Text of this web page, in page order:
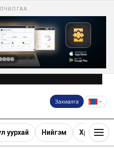
Захиалга
уурхай Нийгэм Хөрөнгө